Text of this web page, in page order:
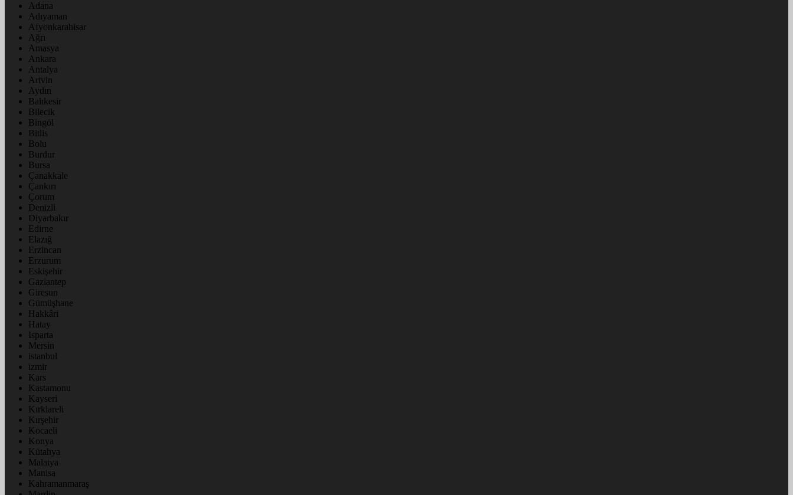
Adana
Adıyaman
Afyonkarahisar
Ağrı
Amasya
Ankara
Antalya
Artvin
Aydın
Balıkesir
Bilecik
Bingöl
Bitlis
Bolu
Burdur
Bursa
Çanakkale
Çankırı
Çorum
Denizli
Diyarbakır
Edirne
Elazığ
Erzincan
Erzurum
Eskişehir
Gaziantep
Giresun
Gümüşhane
Hakkâri
Hatay
Isparta
Mersin
istanbul
izmir
Kars
Kastamonu
Kayseri
Kırklareli
Kırşehir
Kocaeli
Konya
Kütahya
Malatya
Manisa
Kahramanmaraş